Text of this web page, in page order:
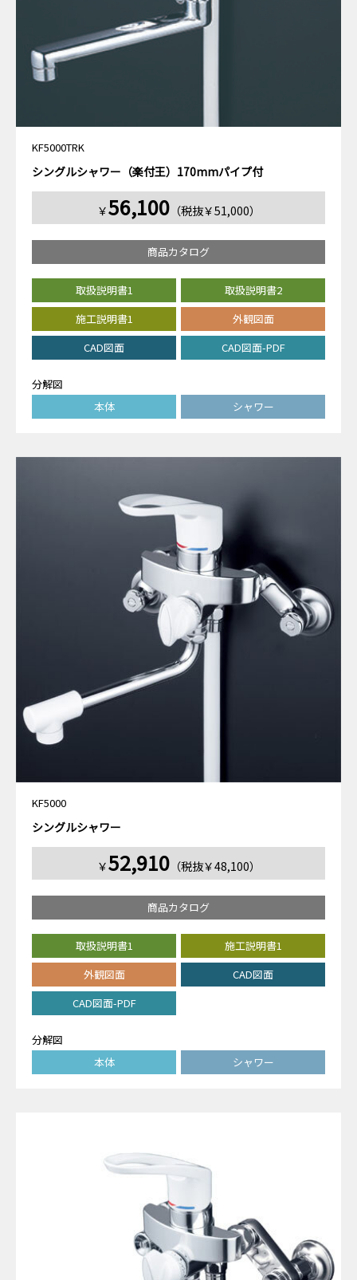
KF5000TRK
シングルシャワー（楽付王）170mmパイプ付
￥56,100（税抜￥51,000）
商品カタログ
取扱説明書1
取扱説明書2
施工説明書1
外観図面
CAD図面
CAD図面-PDF
分解図
本体
シャワー
KF5000
シングルシャワー
￥52,910（税抜￥48,100）
商品カタログ
取扱説明書1
施工説明書1
外観図面
CAD図面
CAD図面-PDF
分解図
本体
シャワー